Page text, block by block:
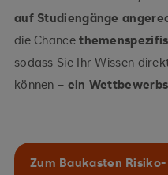
auf Studiengänge
die Chance
sodass Sie Ihr Wissen
können – ein
Zum Baukasten